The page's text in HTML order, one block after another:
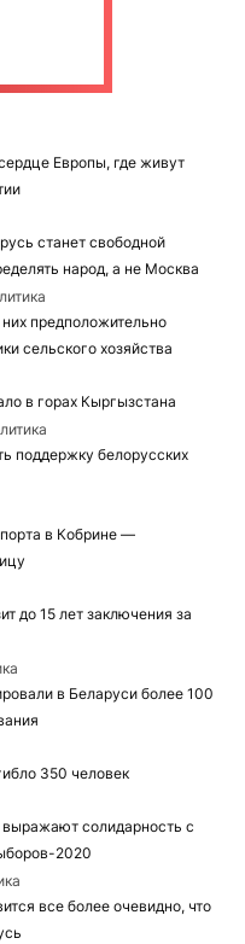
Европы, где живут
станет свободной
народ, а не Москва
предположительно
сельского хозяйства
в горах Кыргызстана
поддержку белорусских
в Кобрине —
до 15 лет заключения за
в Беларуси более 100
350 человек
солидарность с
2020
все более очевидно, что